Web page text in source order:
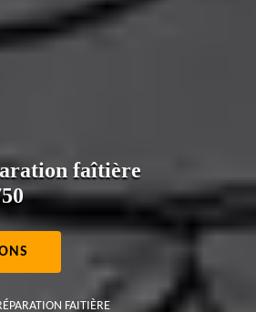
faîtière
FAITIÈRE